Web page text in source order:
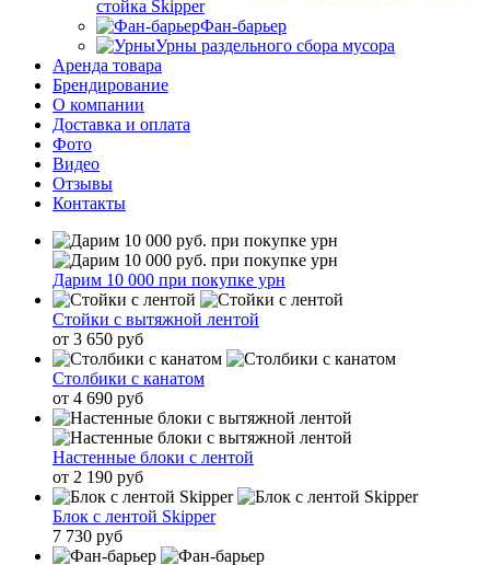
стойка Skipper
Фан-барьер
Урны раздельного сбора мусора
Аренда товара
Брендирование
О компании
Доставка и оплата
Фото
Видео
Отзывы
Контакты
Дарим 10 000 при покупке урн
Стойки с вытяжной лентой
от 3 650 руб
Столбики с канатом
от 4 690 руб
Настенные блоки с лентой
от 2 190 руб
Блок с лентой Skipper
7 730 руб